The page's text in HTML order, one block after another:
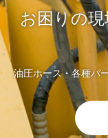
お困りの
油圧ホース・各種パ